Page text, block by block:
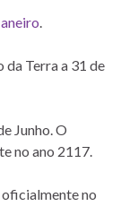
.
da Terra a 31 de
Junho. O
no ano 2117.
no